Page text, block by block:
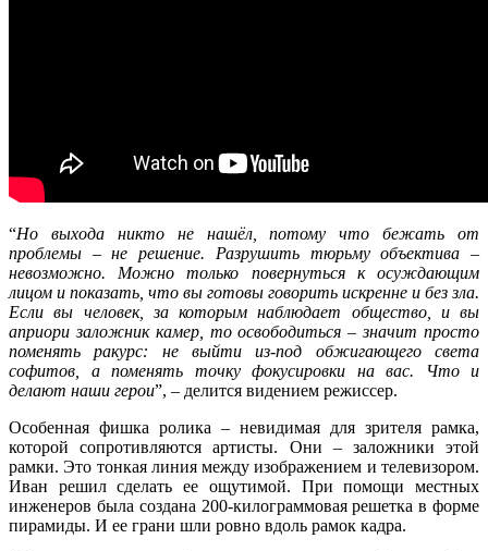
“Но выхода никто не нашёл, потому что бежать от
проблемы – не решение. Разрушить тюрьму объектива –
невозможно. Можно только повернуться к осуждающим
лицом и показать, что вы готовы говорить искренне и без зла.
Если вы человек, за которым наблюдает общество, и вы
априори заложник камер, то освободиться – значит просто
поменять ракурс: не выйти из-под обжигающего света
софитов, а поменять точку фокусировки на вас. Что и
делают наши герои”, – делится видением режиссер.
Особенная фишка ролика – невидимая для зрителя рамка,
которой сопротивляются артисты. Они – заложники этой
рамки. Это тонкая линия между изображением и телевизором.
Иван решил сделать ее ощутимой. При помощи местных
инженеров была создана 200-килограммовая решетка в форме
пирамиды. И ее грани шли ровно вдоль рамок кадра.